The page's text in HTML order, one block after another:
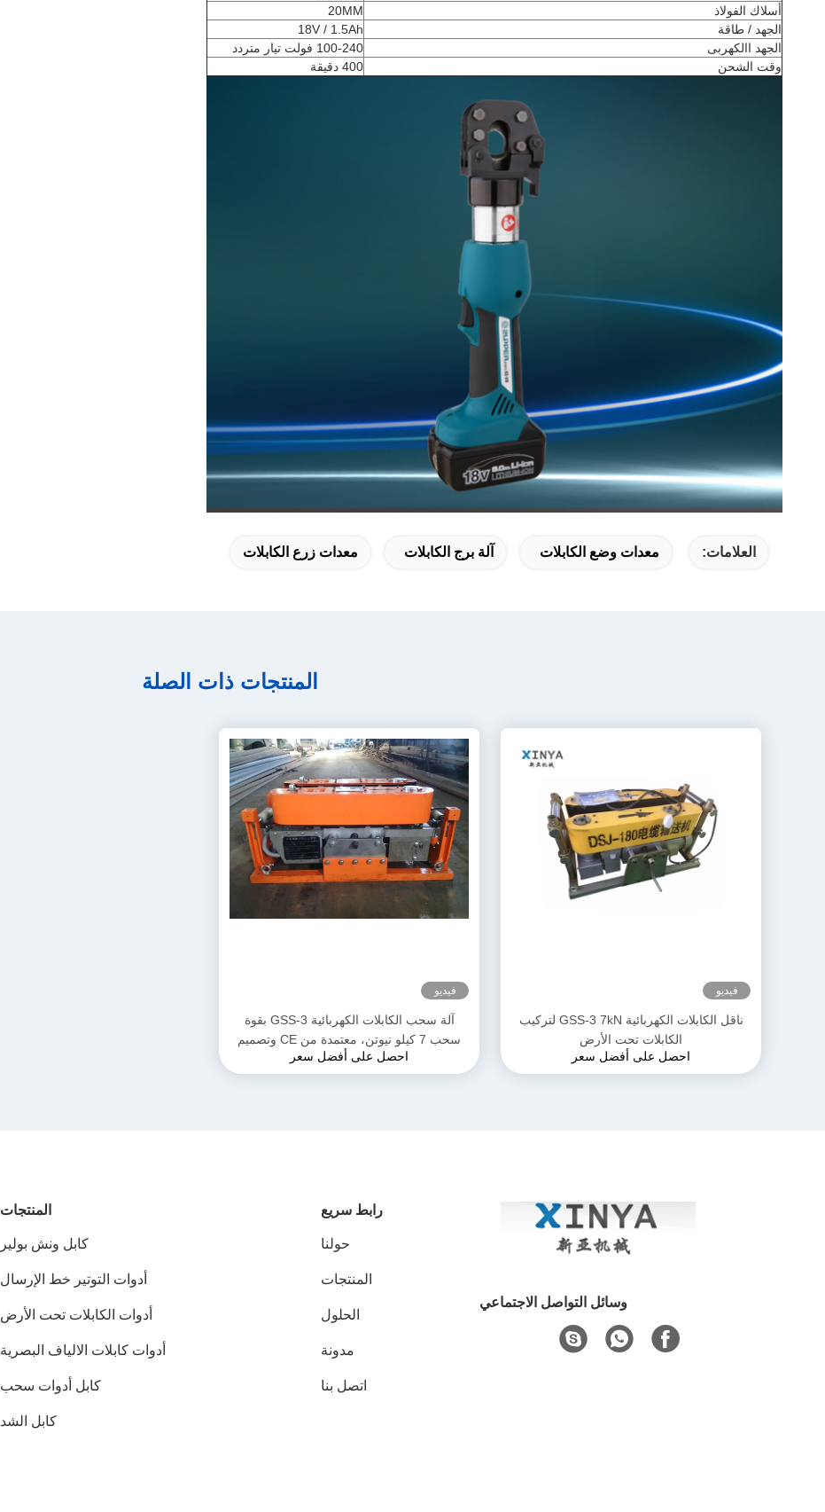
أسلاك الفولاذ
20MM
الجهد / طاقة
18V / 1.5Ah
الجهد االكهربى
100-240 فولت تيار متردد
وقت الشحن
400 دقيقة
العلامات: معدات وضع الكابلات آلة برج الكابلات معدات زرع الكابلات
المنتجات ذات الصلة
فيديو
ناقل الكابلات الكهربائية GSS-3 7kN لتركيب
الكابلات تحت الأرض
احصل على أفضل سعر
فيديو
آلة سحب الكابلات الكهربائية GSS-3 بقوة
سحب 7 كيلو نيوتن، معتمدة من CE وتصميم
مدمج لتركيب كابلات الطاقة الأرضية
احصل على أفضل سعر
وسائل التواصل الاجتماعي
رابط سريع
حولنا
المنتجات
الحلول
مدونة
اتصل بنا
المنتجات
كابل ونش بولير
أدوات التوتير خط الإرسال
أدوات الكابلات تحت الأرض
أدوات كابلات الالياف البصرية
كابل أدوات سحب
كابل الشد